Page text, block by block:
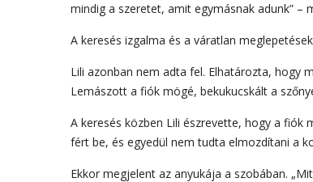
mindig a szeretet, amit egymásnak adunk” –
A keresés izgalma és a váratlan meglepetések
Lili azonban nem adta fel. Elhatározta, hogy
Lemászott a fiók mögé, bekukucskált a
A keresés közben Lili észrevette, hogy a fiók
fért be, és egyedül nem tudta elmozdítani a
Ekkor megjelent az anyukája a szobában.